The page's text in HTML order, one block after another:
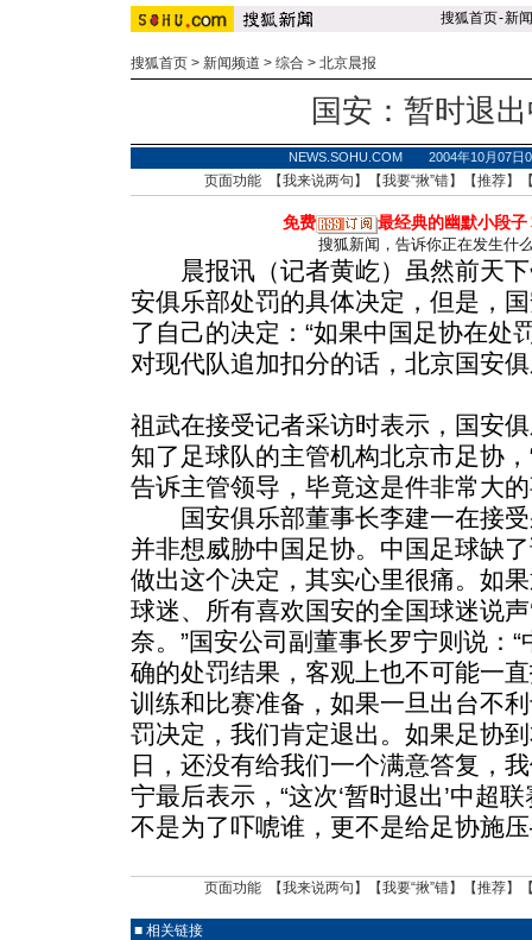
搜狐首页-新闻
搜狐首页 > 新闻频道 > 综合 > 北京晨报
国安：暂时退
NEWS.SOHU.COM 2004年10月07
页面功能 【我来说两句 】【我要“揪”错】【推荐】
免费 最经典的幽默小段子
搜狐新闻，告诉你正在发生什
晨报讯（记者黄屹）虽然前天下
安俱乐部处罚的具体决定，但是，
了自己的决定：“如果中国足协在处
对现代队追加扣分的话，北京国安
祖武在接受记者采访时表示，国安
知了足球队的主管机构北京市足协
告诉主管领导，毕竟这是件非常大的
国安俱乐部董事长李建一在接受
并非想威胁中国足协。中国足球缺
做出这个决定，其实心里很痛。如
球迷、所有喜欢国安的全国球迷说声
奈。”国安公司副董事长罗宁则说：
确的处罚结果，客观上也不可能一
训练和比赛准备，如果一旦出台不
罚决定，我们肯定退出。如果足协
日，还没有给我们一个满意答复，
宁最后表示，“这次‘暂时退出’中超
不是为了吓唬谁，更不是给足协施
页面功能 【我来说两句 】【我要“揪”错】【推荐】
■ 相关链接